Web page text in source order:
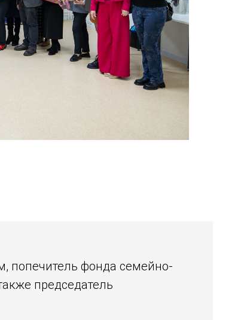
попечитель фонда семейно-
председатель